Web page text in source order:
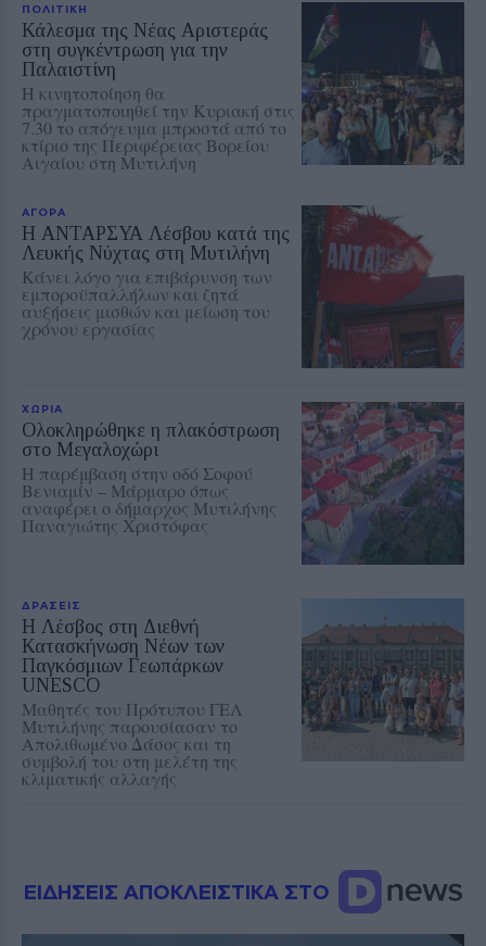
ΠΟΛΙΤΙΚΗ
Κάλεσμα της Νέας Αριστεράς
στη συγκέντρωση για την
Παλαιστίνη
Η κινητοποίηση θα
πραγματοποιηθεί την Κυριακή στις
7.30 το απόγευμα μπροστά από το
κτίριο της Περιφέρειας Βορείου
Αιγαίου στη Μυτιλήνη
ΑΓΟΡΑ
Η ΑΝΤΑΡΣΥΑ Λέσβου κατά της
Λευκής Νύχτας στη Μυτιλήνη
Κάνει λόγο για επιβάρυνση των
εμποροϋπαλλήλων και ζητά
αυξήσεις μισθών και μείωση του
χρόνου εργασίας
ΧΩΡΙΑ
Ολοκληρώθηκε η πλακόστρωση
στο Μεγαλοχώρι
Η παρέμβαση στην οδό Σοφού
Βενιαμίν – Μάρμαρο όπως
αναφέρει ο δήμαρχος Μυτιλήνης
Παναγιώτης Χριστόφας
ΔΡΑΣΕΙΣ
Η Λέσβος στη Διεθνή
Κατασκήνωση Νέων των
Παγκόσμιων Γεωπάρκων
UNESCO
Μαθητές του Πρότυπου ΓΕΛ
Μυτιλήνης παρουσίασαν το
Απολιθωμένο Δάσος και τη
συμβολή του στη μελέτη της
κλιματικής αλλαγής
ΕΙΔΗΣΕΙΣ ΑΠΟΚΛΕΙΣΤΙΚΑ ΣΤΟ